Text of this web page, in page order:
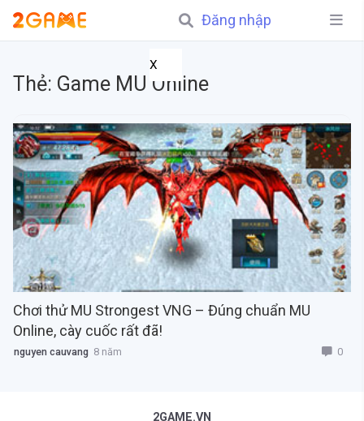
Đăng nhập
X
Thẻ: Game MU Online
Chơi thử MU Strongest VNG – Đúng chuẩn MU
Online, cày cuốc rất đã!
nguyen cauvang 8 năm 0
2GAME.VN